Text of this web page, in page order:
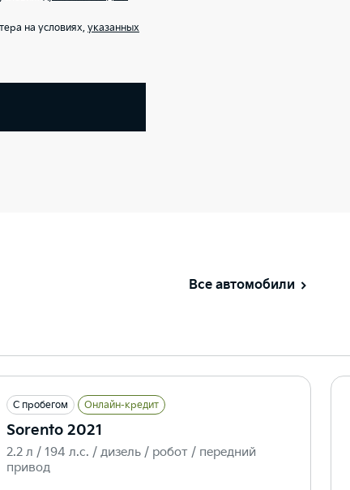
на условиях, указанных
Все автомобили
С пробегом Онлайн-кредит
Sorento 2021
2.2 л / 194 л.c. / дизель / робот / передний
привод